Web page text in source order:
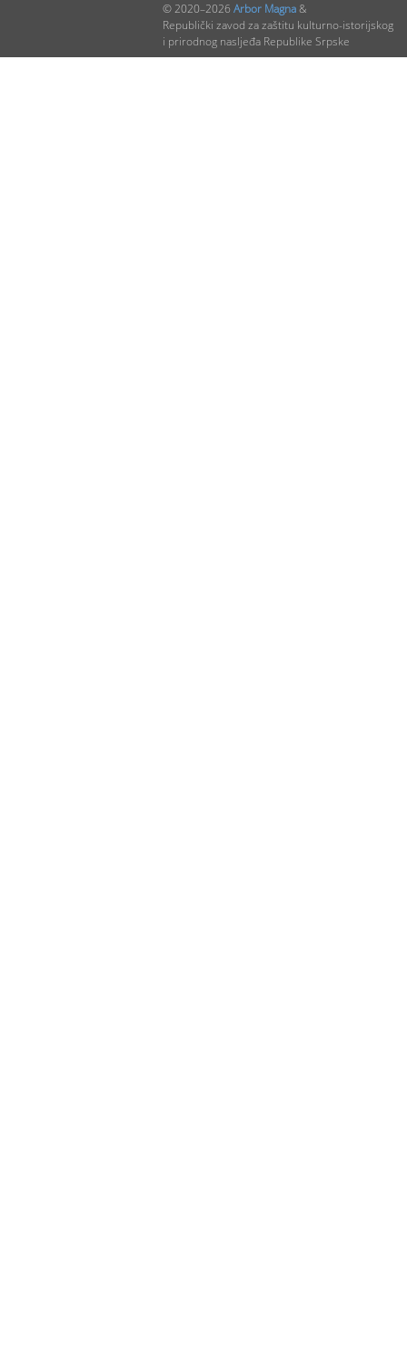
© 2020–2026 Arbor Magna&
Republički zavod za zaštitu kulturno-istorijskog
i prirodnog nasljeđa Republike Srpske